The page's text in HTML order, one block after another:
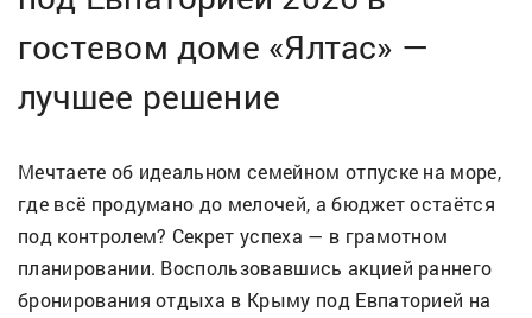
гостевом доме «Ялтас» —
лучшее решение
Мечтаете об идеальном семейном отпуске на море,
где всё продумано до мелочей, а бюджет остаётся
под контролем? Секрет успеха — в грамотном
планировании. Воспользовавшись акцией раннего
бронирования отдыха в Крыму под Евпаторией на